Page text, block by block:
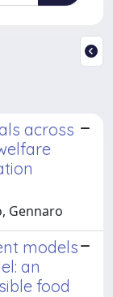
across
Gennaro
models
an
food